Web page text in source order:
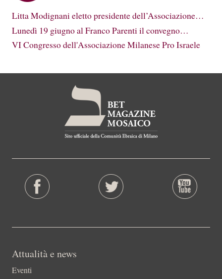
Litta Modignani eletto presidente dell’Associazione…
Lunedì 19 giugno al Franco Parenti il convegno…
VI Congresso dell'Associazione Milanese Pro Israele
Attualità e news
Eventi